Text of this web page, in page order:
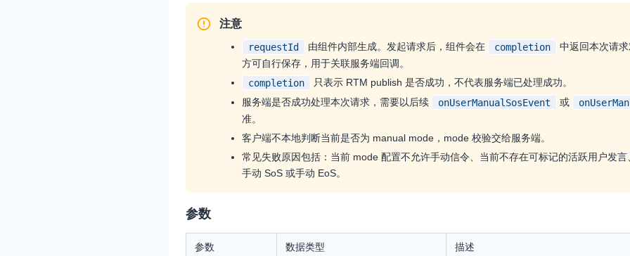
注意
requestId 由组件内部生成。发起请求后，组件会在 completion 中返回本次请
方可自行保存，用于关联服务端回调。
completion
只表示 RTM publish 是否成功，不代表服务端已处理成功。
服务端是否成功处理本次请求，需要以后续
onUserManualSosEvent 或
准。
客户端不本地判断当前是否为 manual mode，mode 校验交给服务端。
常见失败原因包括：当前 mode 配置不允许手动信令、当前不存在可标记的活跃用户发
手动 SoS 或手动 EoS。
参数
参数 数据类型 描述